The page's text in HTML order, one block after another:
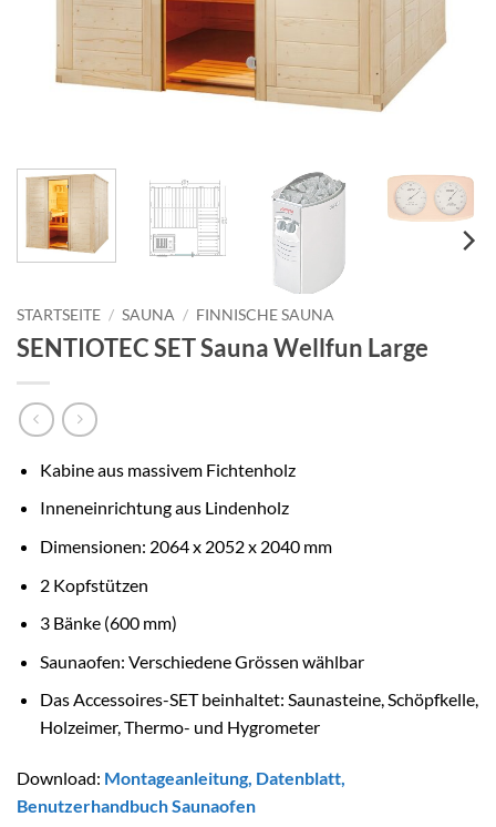
STARTSEITE / SAUNA / FINNISCHE SAUNA
SENTIOTEC SET Sauna Wellfun Large
Kabine aus massivem Fichtenholz
Inneneinrichtung aus Lindenholz
Dimensionen: 2064 x 2052 x 2040 mm
2 Kopfstützen
3 Bänke (600 mm)
Saunaofen: Verschiedene Grössen wählbar
Das Accessoires-SET beinhaltet: Saunasteine, Schöpfkelle,
Holzeimer, Thermo- und Hygrometer
Download: Montageanleitung, Datenblatt,
Benutzerhandbuch Saunaofen